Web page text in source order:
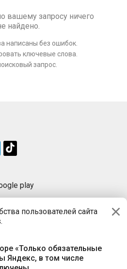
пользователей сайта
«Только обязательные
Яндекс, в том числе
вашему запросу ничего
найдено.
написаны без ошибок.
ключевые слова.
запрос.
play
«ПРАЦА БАЙ»
г. Минск, пр-т Независимости